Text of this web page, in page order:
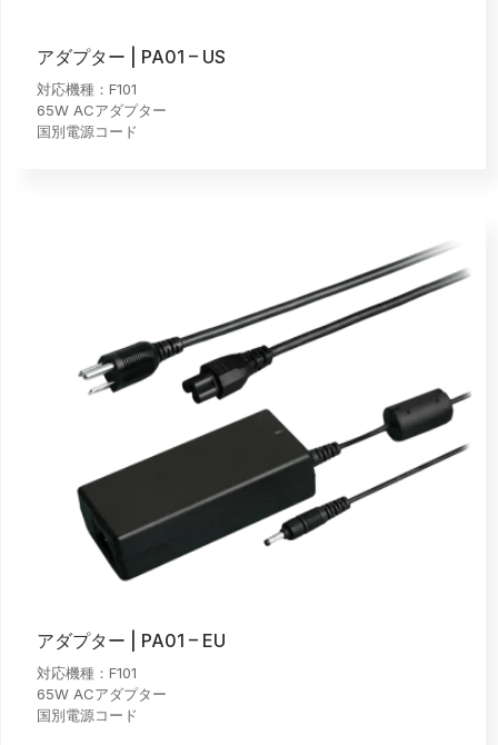
アダプター | PA01 – US
対応機種：F101
65W ACアダプター
国別電源コード
アダプター | PA01 – EU
対応機種：F101
65W ACアダプター
国別電源コード